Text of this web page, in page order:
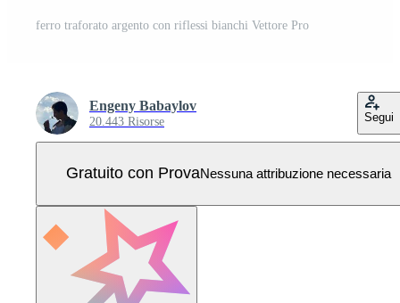
ferro traforato argento con riflessi bianchi Vettore Pro
Engeny Babaylov
20.443 Risorse Segui
Gratuito con ProvaNessuna attribuzione necessaria